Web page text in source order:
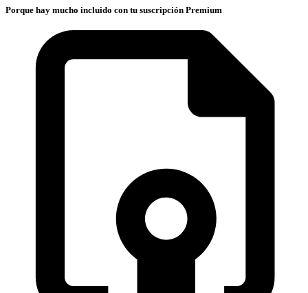
Porque hay mucho incluido con tu suscripción Premium